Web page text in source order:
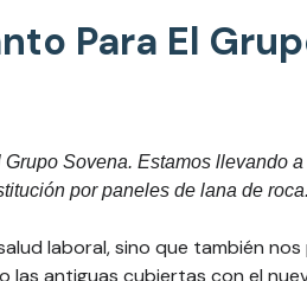
Para El
Sovena. Estamos llevando
por paneles de lana de roca.
laboral, sino que también nos
las antiguas cubiertas con el